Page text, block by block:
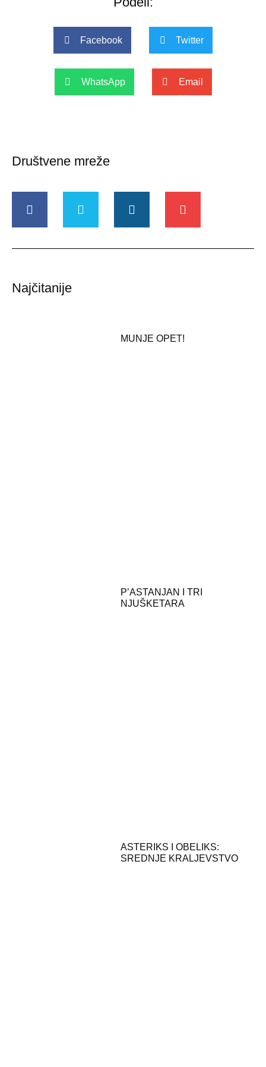
Facebook Twitter
WhatsApp Email
Društvene mreže
Najčitanije
MUNJE OPET!
P’ASTANJAN I TRI
NJUŠKETARA
ASTERIKS I OBELIKS:
SREDNJE KRALJEVSTVO